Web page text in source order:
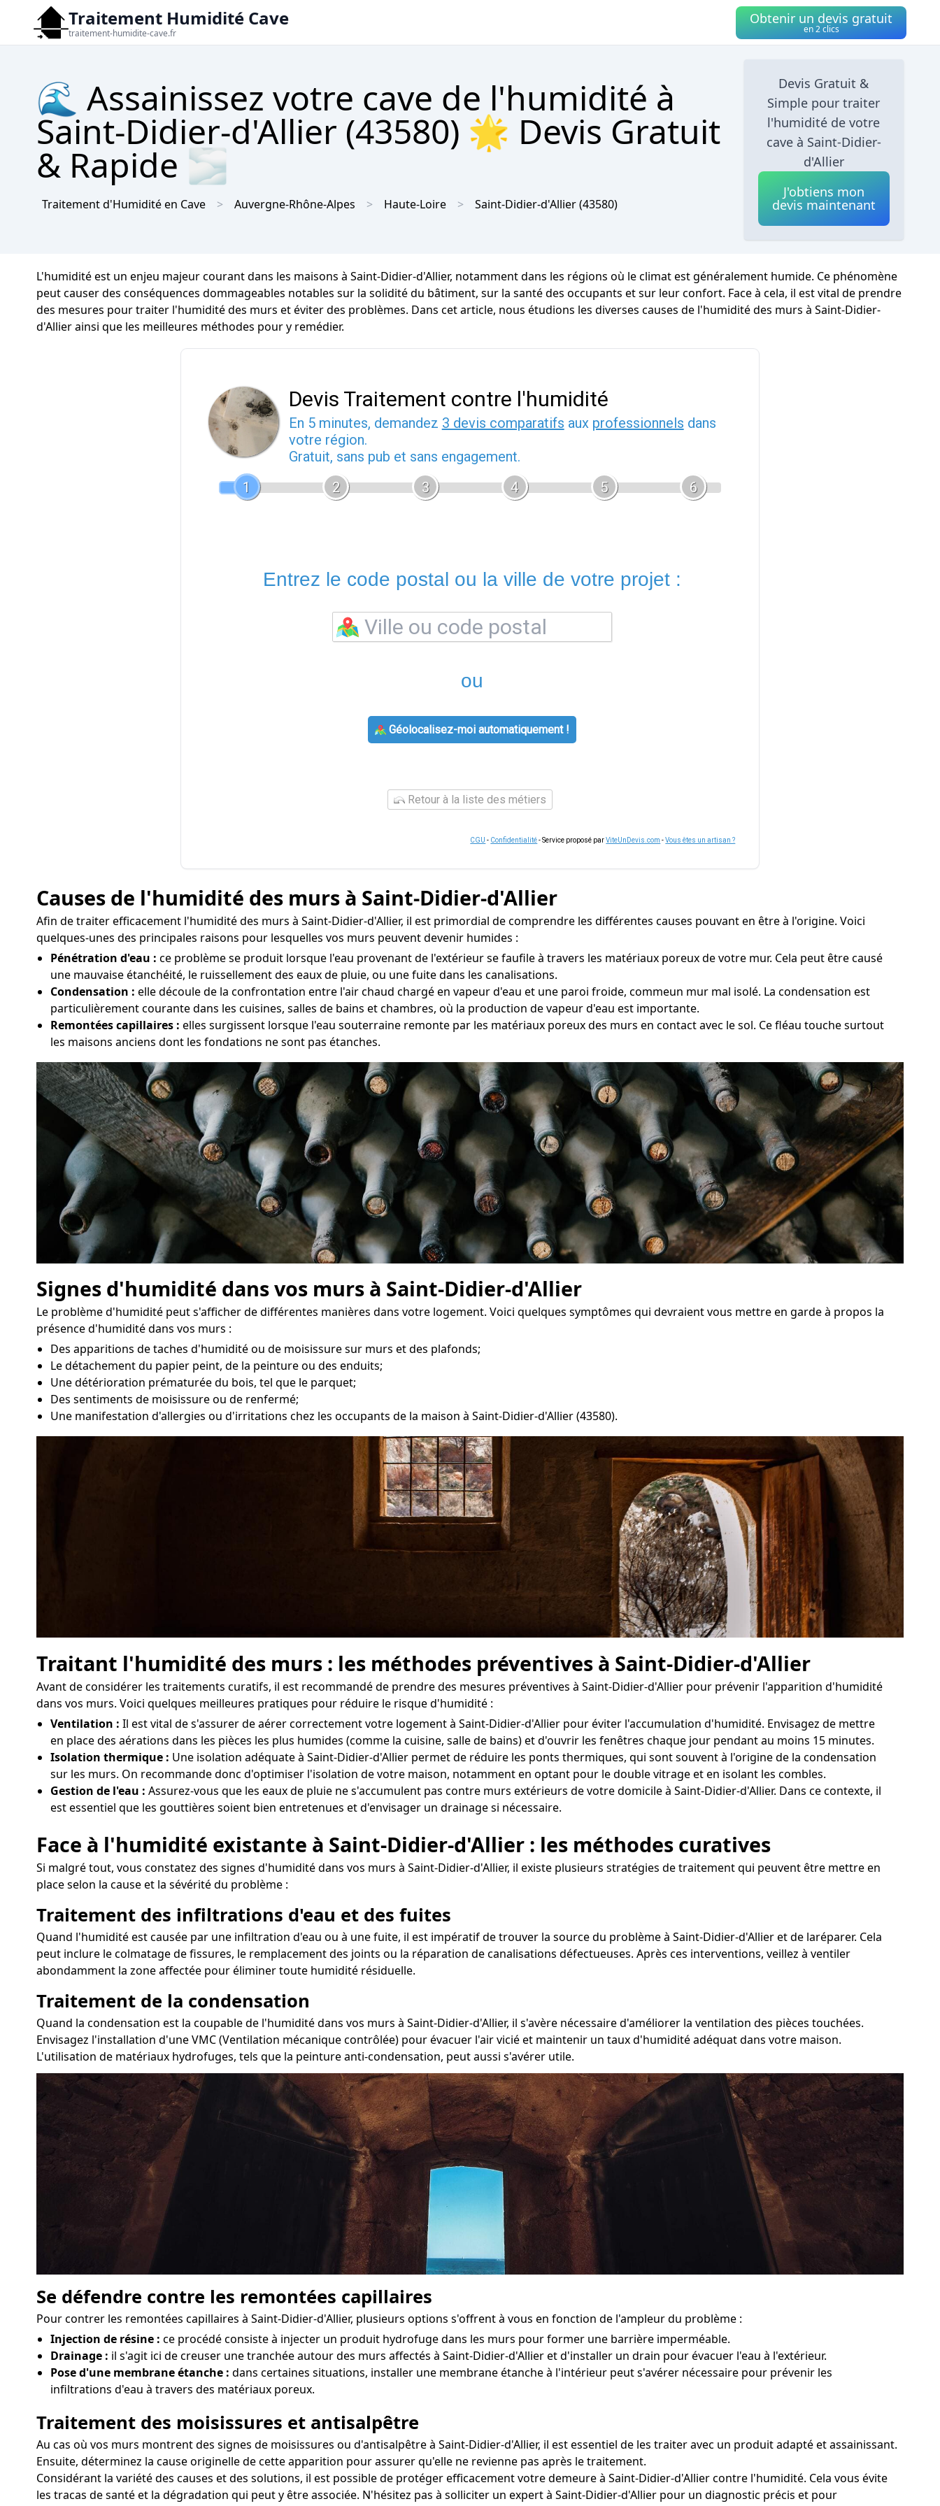
Traitement Humidité Cave
traitement-humidite-cave.fr
Obtenir un devis gratuit
en 2 clics
🌊 Assainissez votre cave de l'humidité à
Saint-Didier-d'Allier (43580) 🌟 Devis Gratuit
& Rapide 🌫
Traitement d'Humidité en Cave Auvergne-Rhône-Alpes Haute-Loire Saint-Didier-d'Allier(43580)
Devis Gratuit &
Simple pour traiter
l'humidité de votre
cave à Saint-Didier-
d'Allier
J'obtiens mon
devis maintenant
L'humidité est un enjeu majeur courant dans les maisons à Saint-Didier-d'Allier, notamment dans les régions où le climat est généralement humide. Ce phénomène
peut causer des conséquences dommageables notables sur la solidité du bâtiment, sur la santé des occupants et sur leur confort. Face à cela, il est vital de prendre
des mesures pour traiter l'humidité des murs et éviter des problèmes. Dans cet article, nous étudions les diverses causes de l'humidité des murs à Saint-Didier-
d'Allier ainsi que les meilleures méthodes pour y remédier.
Devis Traitement contre l'humidité
En 5 minutes, demandez 3 devis comparatifs aux professionnels dans
votre région.
Gratuit, sans pub et sans engagement.
1
2 3 4 5 6
Entrez le code postal ou la ville de votre projet :
ou
Géolocalisez-moi automatiquement !
Retour à la liste des métiers
CGU - Confidentialité- Service proposé parViteUnDevis.com -Vous êtes un artisan ?
Causes de l'humidité des murs à Saint-Didier-d'Allier
Afin de traiter efficacement l'humidité des murs à Saint-Didier-d'Allier, il est primordial de comprendre les différentes causes pouvant en être à l'origine. Voici
quelques-unes des principales raisons pour lesquelles vos murs peuvent devenir humides :
Pénétration d'eau : ce problème se produit lorsque l'eau provenant de l'extérieur se faufile à travers les matériaux poreux de votre mur. Cela peut être causé
une mauvaise étanchéité, le ruissellement des eaux de pluie, ou une fuite dans les canalisations.
Condensation : elle découle de la confrontation entre l'air chaud chargé en vapeur d'eau et une paroi froide, commeun mur mal isolé. La condensation est
particulièrement courante dans les cuisines, salles de bains et chambres, où la production de vapeur d'eau est importante.
Remontées capillaires : elles surgissent lorsque l'eau souterraine remonte par les matériaux poreux des murs en contact avec le sol. Ce fléau touche surtout
les maisons anciens dont les fondations ne sont pas étanches.
Signes d'humidité dans vos murs à Saint-Didier-d'Allier
Le problème d'humidité peut s'afficher de différentes manières dans votre logement. Voici quelques symptômes qui devraient vous mettre en garde à propos la
présence d'humidité dans vos murs :
Des apparitions de taches d'humidité ou de moisissure sur murs et des plafonds;
Le détachement du papier peint, de la peinture ou des enduits;
Une détérioration prématurée du bois, tel que le parquet;
Des sentiments de moisissure ou de renfermé;
Une manifestation d'allergies ou d'irritations chez les occupants de la maison à Saint-Didier-d'Allier (43580).
Traitant l'humidité des murs : les méthodes préventives à Saint-Didier-d'Allier
Avant de considérer les traitements curatifs, il est recommandé de prendre des mesures préventives à Saint-Didier-d'Allier pour prévenir l'apparition d'humidité
dans vos murs. Voici quelques meilleures pratiques pour réduire le risque d'humidité :
Ventilation : Il est vital de s'assurer de aérer correctement votre logement à Saint-Didier-d'Allier pour éviter l'accumulation d'humidité. Envisagez de mettre
en place des aérations dans les pièces les plus humides (comme la cuisine, salle de bains) et d'ouvrir les fenêtres chaque jour pendant au moins 15 minutes.
Isolation thermique : Une isolation adéquate à Saint-Didier-d'Allier permet de réduire les ponts thermiques, qui sont souvent à l'origine de la condensation
sur les murs. On recommande donc d'optimiser l'isolation de votre maison, notamment en optant pour le double vitrage et en isolant les combles.
Gestion de l'eau : Assurez-vous que les eaux de pluie ne s'accumulent pas contre murs extérieurs de votre domicile à Saint-Didier-d'Allier. Dans ce contexte, il
est essentiel que les gouttières soient bien entretenues et d'envisager un drainage si nécessaire.
Face à l'humidité existante à Saint-Didier-d'Allier : les méthodes curatives
Si malgré tout, vous constatez des signes d'humidité dans vos murs à Saint-Didier-d'Allier, il existe plusieurs stratégies de traitement qui peuvent être mettre en
place selon la cause et la sévérité du problème :
Traitement des infiltrations d'eau et des fuites
Quand l'humidité est causée par une infiltration d'eau ou à une fuite, il est impératif de trouver la source du problème à Saint-Didier-d'Allier et de laréparer. Cela
peut inclure le colmatage de fissures, le remplacement des joints ou la réparation de canalisations défectueuses. Après ces interventions, veillez à ventiler
abondamment la zone affectée pour éliminer toute humidité résiduelle.
Traitement de la condensation
Quand la condensation est la coupable de l'humidité dans vos murs à Saint-Didier-d'Allier, il s'avère nécessaire d'améliorer la ventilation des pièces touchées.
Envisagez l'installation d'une VMC (Ventilation mécanique contrôlée) pour évacuer l'air vicié et maintenir un taux d'humidité adéquat dans votre maison.
L'utilisation de matériaux hydrofuges, tels que la peinture anti-condensation, peut aussi s'avérer utile.
Se défendre contre les remontées capillaires
Pour contrer les remontées capillaires à Saint-Didier-d'Allier, plusieurs options s'offrent à vous en fonction de l'ampleur du problème :
Injection de résine : ce procédé consiste à injecter un produit hydrofuge dans les murs pour former une barrière imperméable.
Drainage : il s'agit ici de creuser une tranchée autour des murs affectés à Saint-Didier-d'Allier et d'installer un drain pour évacuer l'eau à l'extérieur.
Pose d'une membrane étanche : dans certaines situations, installer une membrane étanche à l'intérieur peut s'avérer nécessaire pour prévenir les
infiltrations d'eau à travers des matériaux poreux.
Traitement des moisissures et antisalpêtre
Au cas où vos murs montrent des signes de moisissures ou d'antisalpêtre à Saint-Didier-d'Allier, il est essentiel de les traiter avec un produit adapté et assainissant.
Ensuite, déterminez la cause originelle de cette apparition pour assurer qu'elle ne revienne pas après le traitement.
Considérant la variété des causes et des solutions, il est possible de protéger efficacement votre demeure à Saint-Didier-d'Allier contre l'humidité. Cela vous évite
les tracas de santé et la dégradation qui peut y être associée. N'hésitez pas à solliciter un expert à Saint-Didier-d'Allier pour un diagnostic précis et pour